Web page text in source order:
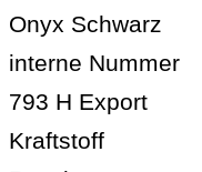
Onyx Schwarz
interne Nummer
793 H Export
Kraftstoff